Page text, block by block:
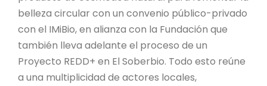
belleza circular con un convenio público-privado
con el IMiBio, en alianza con la Fundación que
también lleva adelante el proceso de un
Proyecto REDD+ en El Soberbio. Todo esto reúne
a una multiplicidad de actores locales,